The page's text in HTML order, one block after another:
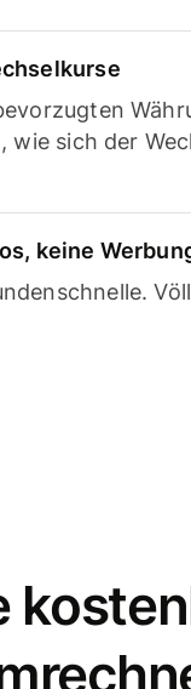
wie sich der
keine